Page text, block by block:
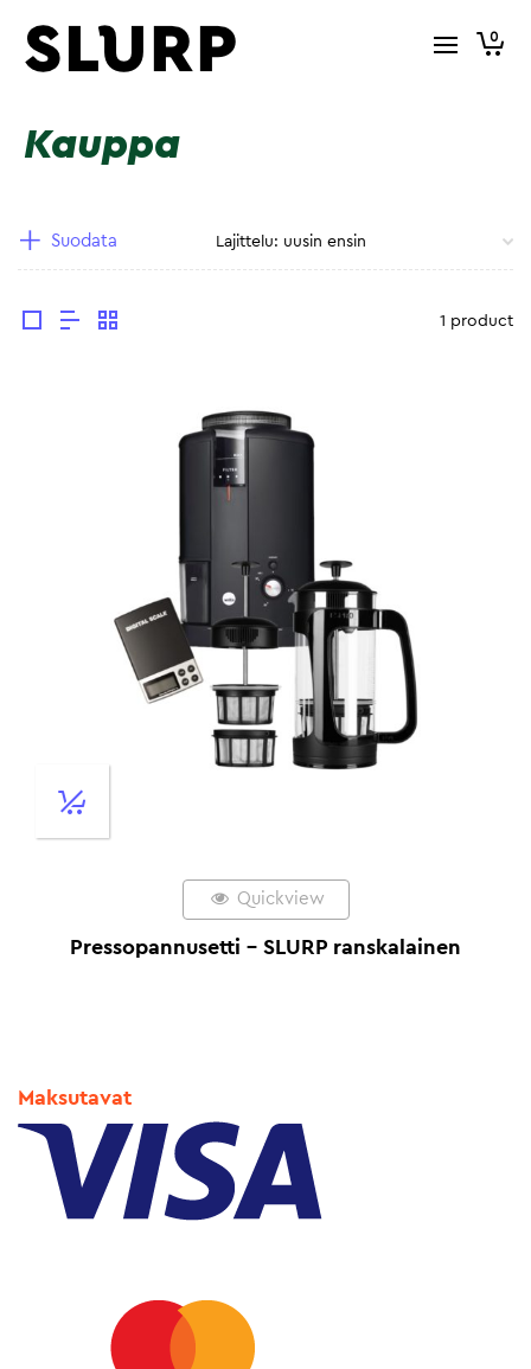
0
Kauppa
Suodata
1 product
Quickview
Pressopannusetti – SLURP ranskalainen
Maksutavat